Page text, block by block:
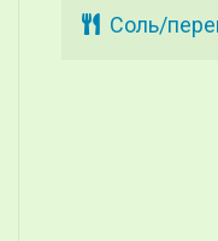
Соль/